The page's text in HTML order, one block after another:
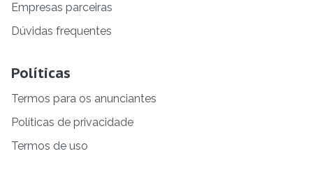
Empresas parceiras
Dúvidas frequentes
Políticas
Termos para os anunciantes
Políticas de privacidade
Termos de uso